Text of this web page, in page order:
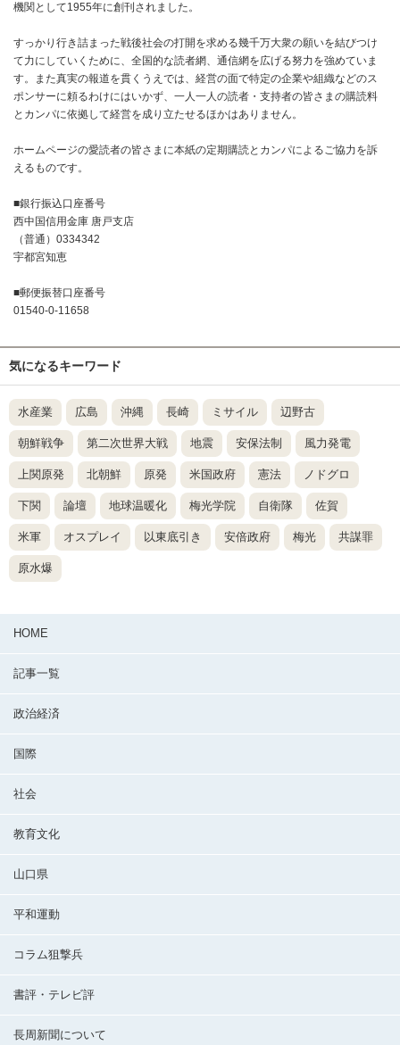
機関として1955年に創刊されました。
すっかり行き詰まった戦後社会の打開を求める幾千万大衆の願いを結びつけ
て力にしていくために、全国的な読者網、通信網を広げる努力を強めていま
す。また真実の報道を貫くうえでは、経営の面で特定の企業や組織などのス
ポンサーに頼るわけにはいかず、一人一人の読者・支持者の皆さまの購読料
とカンパに依拠して経営を成り立たせるほかはありません。
ホームページの愛読者の皆さまに本紙の定期購読とカンパによるご協力を訴
えるものです。
■銀行振込口座番号
西中国信用金庫 唐戸支店
（普通）0334342
宇都宮知恵
■郵便振替口座番号
01540-0-11658
気になるキーワード
水産業 広島 沖縄 長崎 ミサイル 辺野古
朝鮮戦争 第二次世界大戦 地震 安保法制 風力発電
上関原発 北朝鮮 原発 米国政府 憲法 ノドグロ
下関 論壇 地球温暖化 梅光学院 自衛隊 佐賀
米軍 オスプレイ 以東底引き 安倍政府 梅光 共謀罪
原水爆
HOME
記事一覧
政治経済
国際
社会
教育文化
山口県
平和運動
コラム狙撃兵
書評・テレビ評
長周新聞について